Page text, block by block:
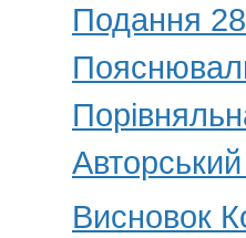
Подання
Висновок